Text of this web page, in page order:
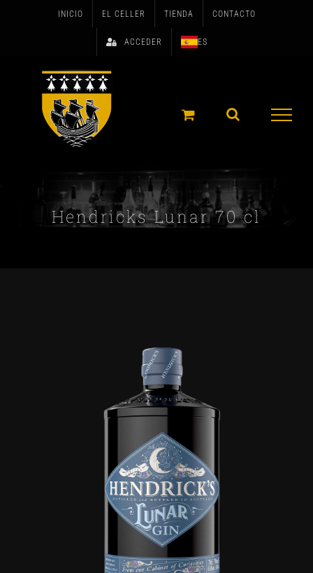
INICIO EL CELLER TIENDA CONTACTO
ACCEDER ES
Hendricks Lunar 70 cl